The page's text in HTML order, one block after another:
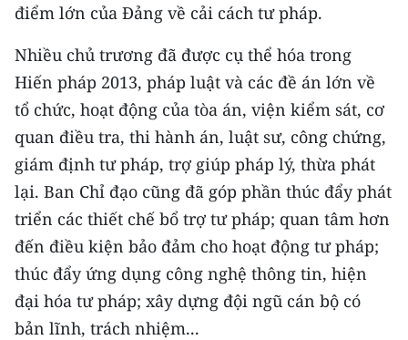
Media Pháp luật
Media Du lịch
Media Thế giới
Media Thể thao
Media Giáo dục
Media Y tế
Media Khoa học - Công nghệ
Media Môi trường
điểm lớn của Đảng về cải cách tư pháp.
Nhiều chủ trương đã được cụ thể hóa trong
Hiến pháp 2013, pháp luật và các đề án lớn về
tổ chức, hoạt động của tòa án, viện kiểm sát, cơ
quan điều tra, thi hành án, luật sư, công chứng,
giám định tư pháp, trợ giúp pháp lý, thừa phát
lại. Ban Chỉ đạo cũng đã góp phần thúc đẩy phát
triển các thiết chế bổ trợ tư pháp; quan tâm hơn
đến điều kiện bảo đảm cho hoạt động tư pháp;
thúc đẩy ứng dụng công nghệ thông tin, hiện
đại hóa tư pháp; xây dựng đội ngũ cán bộ có
bản lĩnh, trách nhiệm...